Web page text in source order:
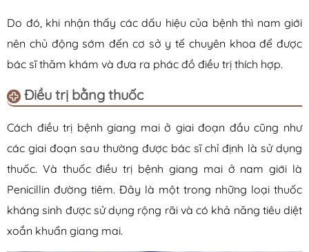
Do đó, khi nhận thấy các dấu hiệu của bệnh thì nam giới
nên chủ động sớm đến cơ sở y tế chuyên khoa để được
bác sĩ thăm khám và đưa ra phác đồ điều trị thích hợp.
Điều trị bằng thuốc
Cách điều trị bệnh giang mai ở giai đoạn đầu cũng như
các giai đoạn sau thường được bác sĩ chỉ định là sử dụng
thuốc. Và thuốc điều trị bệnh giang mai ở nam giới là
Penicillin đường tiêm. Đây là một trong những loại thuốc
kháng sinh được sử dụng rộng rãi và có khả năng tiêu diệt
xoắn khuẩn giang mai.